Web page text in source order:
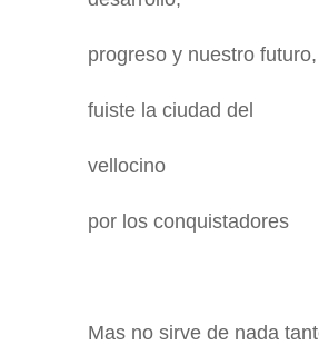
progreso y nuestro futuro,
fuiste la ciudad del
vellocino
por los conquistadores
Mas no sirve de nada